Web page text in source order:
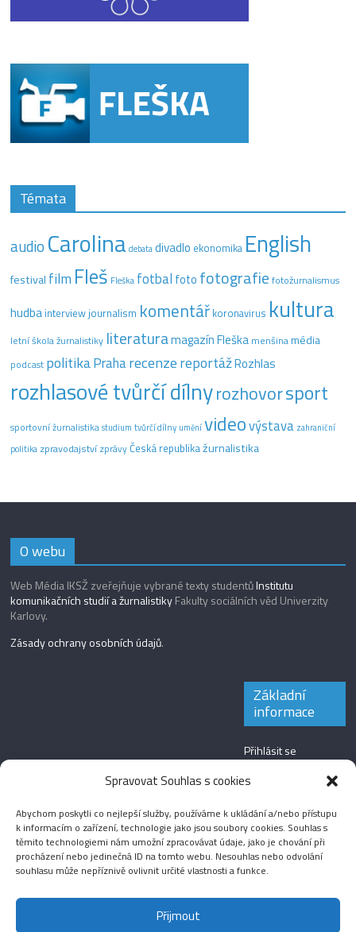
Spravovat Souhlas s cookies
Abychom poskytli co nejlepší služby, používáme k ukládání a/nebo přístupu
k informacím o zařízení, technologie jako jsou soubory cookies. Souhlas s
těmito technologiemi nám umožní zpracovávat údaje, jako je chování při
procházení nebo jedinečná ID na tomto webu. Nesouhlas nebo odvolání
souhlasu může nepříznivě ovlivnit určité vlastnosti a funkce.
Přijmout
Témata
audio Carolina debata divadlo ekonomika English
festival film Fleš Fleška fotbal foto fotografie fotožurnalismus
hudba interview journalism komentář koronavirus kultura
letní škola žurnalistiky literaturamagazín Fleška menšinamédia
podcast politikaPraharecenzereportážRozhlas
rozhlasové tvůrčí dílnyrozhovorsport
sportovní žurnalistika studium tvůrčí dílny uměnívideovýstava zahraniční
politika zpravodajstvízprávyČeská republikažurnalistika
O webu
Web Média IKSŽ zveřejňuje vybrané texty studentůInstitutu
komunikačních studií a žurnalistikyFakulty sociálních věd Univerzity
Karlovy.
Zásady ochrany osobních údajů.
Základní
informace
Přihlásit se
Zdroj kanálů
Kanál komentářů
Česká lokalizace